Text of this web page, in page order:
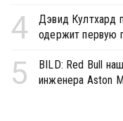
4
Дэвид Култхард
одержит первую
5
BILD: Red Bull
инженера Aston